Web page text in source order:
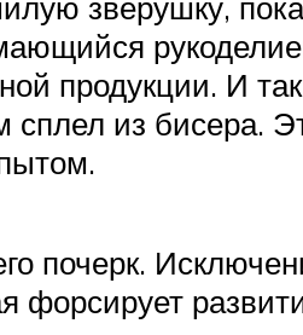
продукции. И
из бисера.
почерк.
форсирует